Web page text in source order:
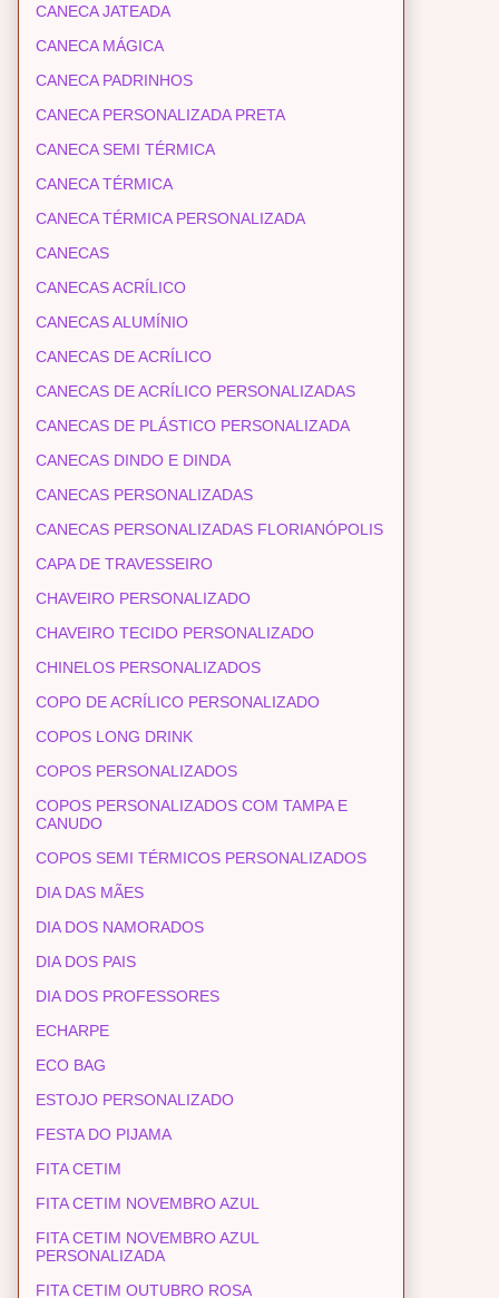
CANECA JATEADA
CANECA MÁGICA
CANECA PADRINHOS
CANECA PERSONALIZADA PRETA
CANECA SEMI TÉRMICA
CANECA TÉRMICA
CANECA TÉRMICA PERSONALIZADA
CANECAS
CANECAS ACRÍLICO
CANECAS ALUMÍNIO
CANECAS DE ACRÍLICO
CANECAS DE ACRÍLICO PERSONALIZADAS
CANECAS DE PLÁSTICO PERSONALIZADA
CANECAS DINDO E DINDA
CANECAS PERSONALIZADAS
CANECAS PERSONALIZADAS FLORIANÓPOLIS
CAPA DE TRAVESSEIRO
CHAVEIRO PERSONALIZADO
CHAVEIRO TECIDO PERSONALIZADO
CHINELOS PERSONALIZADOS
COPO DE ACRÍLICO PERSONALIZADO
COPOS LONG DRINK
COPOS PERSONALIZADOS
COPOS PERSONALIZADOS COM TAMPA E
CANUDO
COPOS SEMI TÉRMICOS PERSONALIZADOS
DIA DAS MÃES
DIA DOS NAMORADOS
DIA DOS PAIS
DIA DOS PROFESSORES
ECHARPE
ECO BAG
ESTOJO PERSONALIZADO
FESTA DO PIJAMA
FITA CETIM
FITA CETIM NOVEMBRO AZUL
FITA CETIM NOVEMBRO AZUL
PERSONALIZADA
FITA CETIM OUTUBRO ROSA